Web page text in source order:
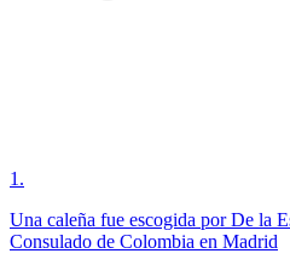
1 .
Una caleña fue escogida por De la
Consulado de Colombia en Madrid